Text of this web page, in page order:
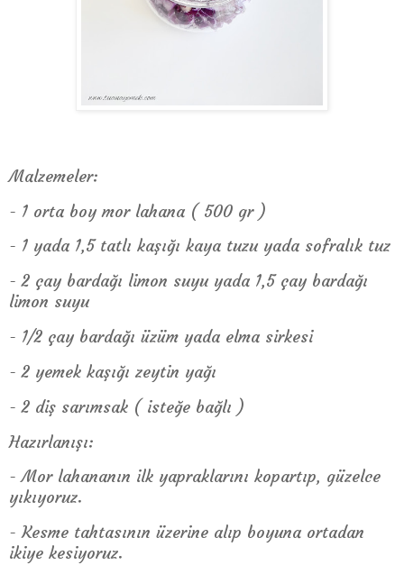
Malzemeler:
- 1 orta boy mor lahana ( 500 gr )
- 1 yada 1,5 tatlı kaşığı kaya tuzu yada sofralık tuz
- 2 çay bardağı limon suyu yada 1,5 çay bardağı
limon suyu
- 1/2 çay bardağı üzüm yada elma sirkesi
- 2 yemek kaşığı zeytin yağı
- 2 diş sarımsak ( isteğe bağlı )
Hazırlanışı:
- Mor lahananın ilk yapraklarını kopartıp, güzelce
yıkıyoruz.
- Kesme tahtasının üzerine alıp boyuna ortadan
ikiye kesiyoruz.